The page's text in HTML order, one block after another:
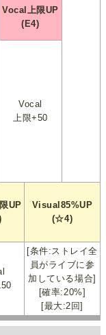
Vocal上限UP
(E4)
Vocal
上限+50
UP
Visual85%UP
(☆4)
[条件:ストレイ全
員がライブに参
加している場合]
[確率:20%]
[最大:2回]